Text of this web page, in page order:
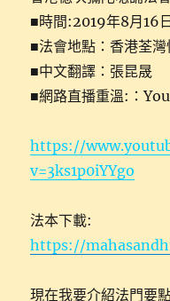
■時間:2019年8月16
■法會地點：香港荃
■中文翻譯：張昆晟
■網路直播重溫:：
https://
v=3ks1p0iYYgo
法本下載:
https://
現在我要介紹法門要